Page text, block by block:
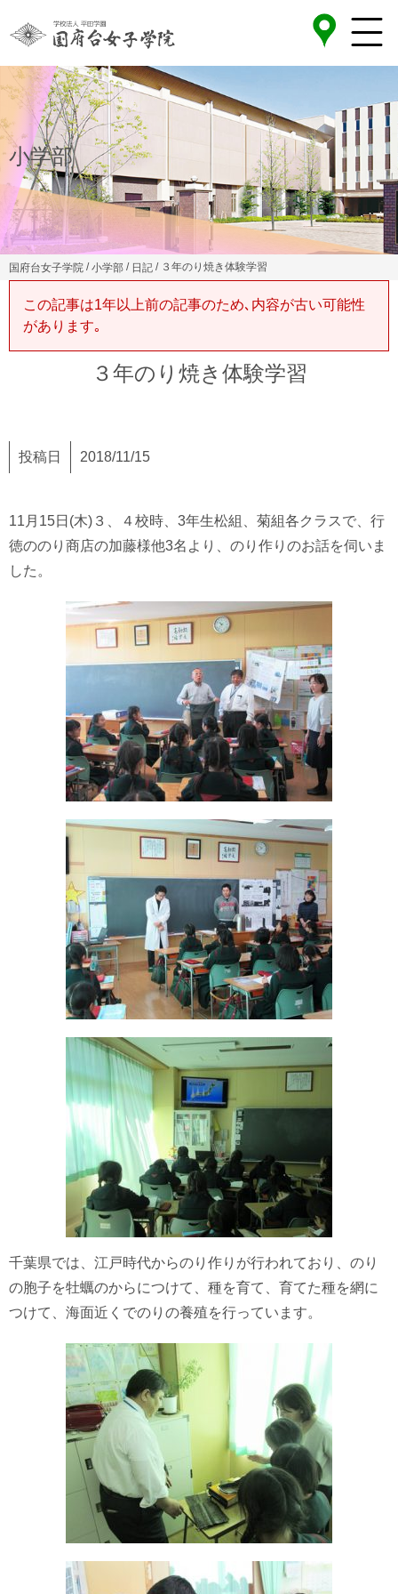
小学部
国府台女子学院 /小学部 / 日記 / ３年のり焼き体験学習
この記事は1年以上前の記事のため､内容が古い可能性
があります｡
３年のり焼き体験学習
投稿日 2018/11/15
11月15日(木)３、４校時、3年生松組、菊組各クラスで、行
徳ののり商店の加藤様他3名より、のり作りのお話を伺いま
した。
千葉県では、江戸時代からのり作りが行われており、のり
の胞子を牡蠣のからにつけて、種を育て、育てた種を網に
つけて、海面近くでのりの養殖を行っています。